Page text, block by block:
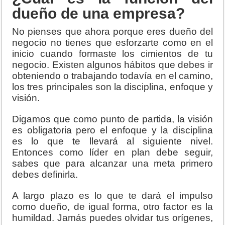
dueño de una empresa?
No pienses que ahora porque eres dueño del
negocio no tienes que esforzarte como en el
inicio cuando formaste los cimientos de tu
negocio. Existen algunos hábitos que debes ir
obteniendo o trabajando todavía en el camino,
los tres principales son la disciplina, enfoque y
visión.
Digamos que como punto de partida, la visión
es obligatoria pero el enfoque y la disciplina
es lo que te llevará al siguiente nivel.
Entonces como líder en plan debe seguir,
sabes que para alcanzar una meta primero
debes definirla.
A largo plazo es lo que te dará el impulso
como dueño, de igual forma, otro factor es la
humildad. Jamás puedes olvidar tus orígenes,